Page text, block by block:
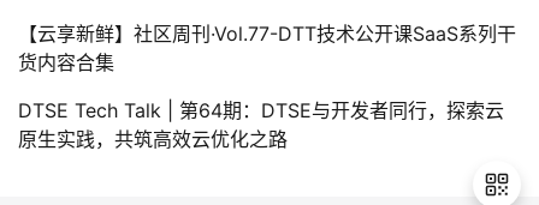
【云享新鲜】社区周刊·Vol.77-DTT技术公开课SaaS系列干
货内容合集
DTSE Tech Talk | 第64期：DTSE与开发者同行，探索云
原生实践，共筑高效云优化之路